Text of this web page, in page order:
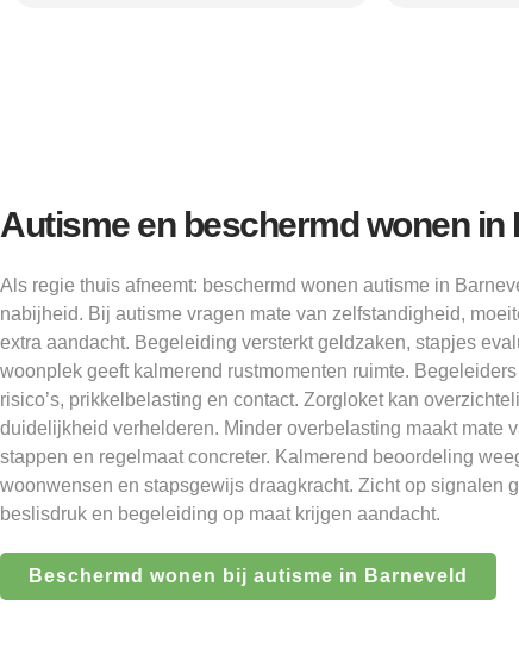
Autisme en beschermd wonen in
Als regie thuis afneemt: beschermd wonen autisme in
nabijheid. Bij autisme vragen mate van zelfstandigheid,
extra aandacht. Begeleiding versterkt geldzaken, stapjes
woonplek geeft kalmerend rustmomenten ruimte.
risico’s, prikkelbelasting en contact. Zorgloket kan
duidelijkheid verhelderen. Minder overbelasting maakt mate
stappen en regelmaat concreter. Kalmerend beoordeling
woonwensen en stapsgewijs draagkracht. Zicht op signalen
beslisdruk en begeleiding op maat krijgen aandacht.
Beschermd wonen bij autisme in Barneveld